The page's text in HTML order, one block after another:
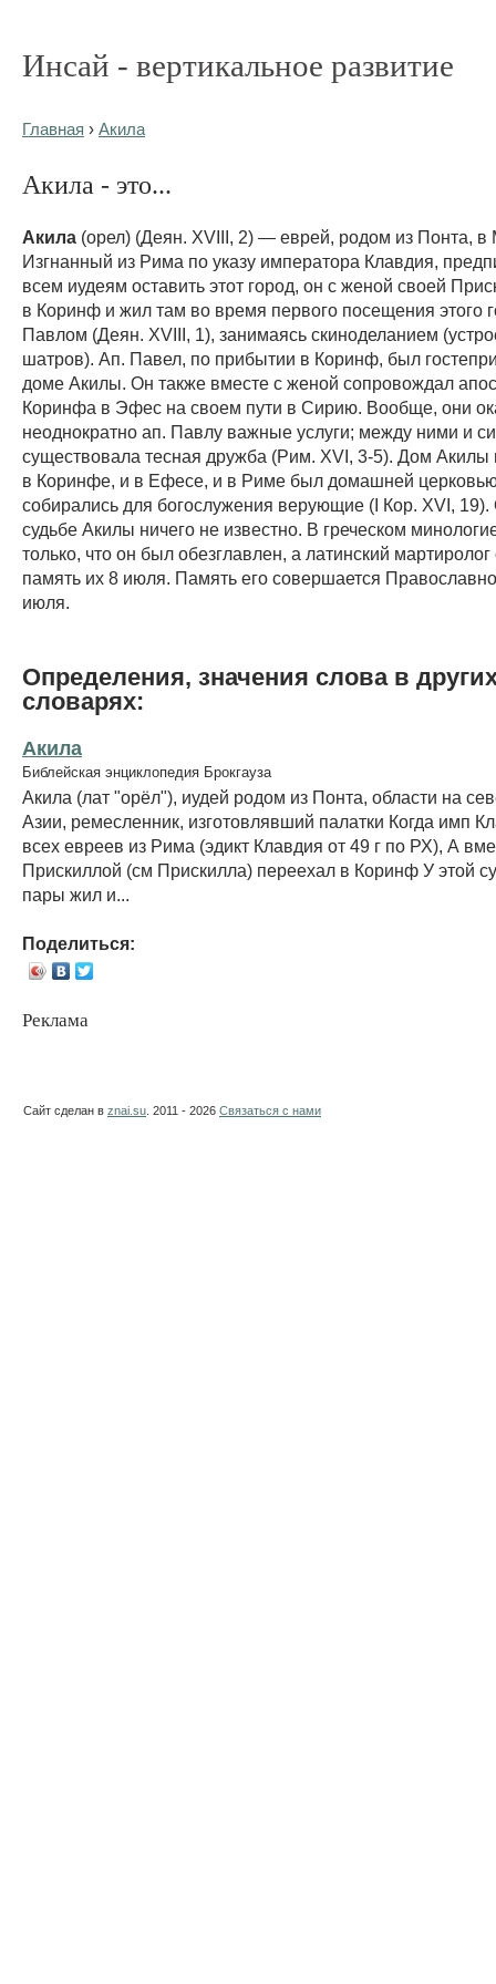
Инсай - вертикальное развитие
Главная › Акила
Акила - это...
Акила (орел) (Деян. XVIII, 2) — еврей, родом из Понта, в
Изгнанный из Рима по указу императора Клавдия,
всем иудеям оставить этот город, он с женой своей
в Коринф и жил там во время первого посещения этого
Павлом (Деян. XVIII, 1), занимаясь скиноделанием
шатров). Ап. Павел, по прибытии в Коринф, был
доме Акилы. Он также вместе с женой сопровождал
Коринфа в Эфес на своем пути в Сирию. Вообще, они
неоднократно ап. Павлу важные услуги; между ними и
существовала тесная дружба (Рим. XVI, 3-5). Дом
в Коринфе, и в Ефесе, и в Риме был домашней
собирались для богослужения верующие (I Кор. XVI,
судьбе Акилы ничего не известно. В греческом
только, что он был обезглавлен, а латинский мартиролог
память их 8 июля. Память его совершается
июля.
Определения, значения слова в
словарях:
Акила
Библейская энциклопедия Брокгауза
Акила (лат "орёл"), иудей родом из Понта, области на
Азии, ремесленник, изготовлявший палатки Когда имп
всех евреев из Рима (эдикт Клавдия от 49 г по РХ), А
Прискиллой (см Прискилла) переехал в Коринф У этой
пары жил и...
Поделиться:
Реклама
Сайт сделан в znai.su . 2011 - 2026 Связаться с нами